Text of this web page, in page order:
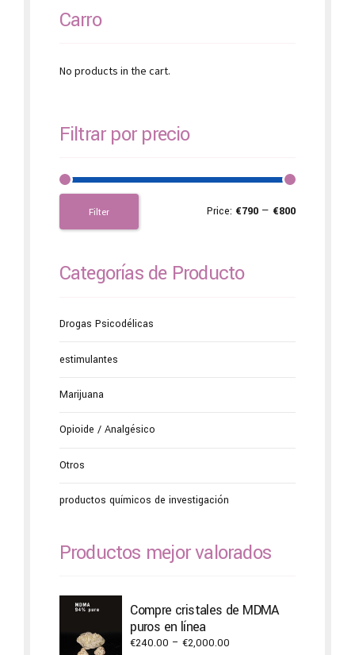
Carro
No products in the cart.
Filtrar por precio
Filter Price: €790 — €800
Categorías de Producto
Drogas Psicodélicas
estimulantes
Marijuana
Opioide / Analgésico
Otros
productos químicos de investigación
Productos mejor valorados
Compre cristales de MDMA
puros en línea
€240.00 – €2,000.00